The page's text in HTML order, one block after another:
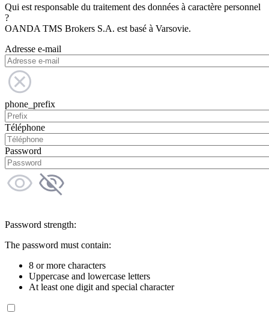
Qui est responsable du traitement des données à caractère personnel
?
OANDA TMS Brokers S.A. est basé à Varsovie.
Adresse e-mail
phone_prefix
Téléphone
Password
Password strength:
The password must contain:
8 or more characters
Uppercase and lowercase letters
At least one digit and special character